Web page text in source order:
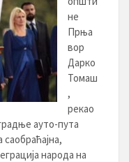
не
Прња
вор
Дарко
Томаш
,
рекао
ауто-пута
саобраћајна,
народа на